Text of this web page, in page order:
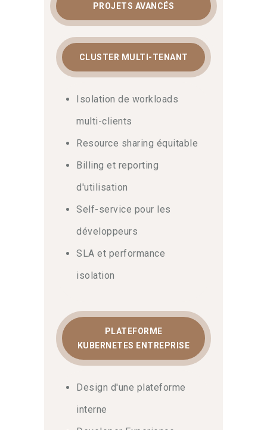
PROJETS AVANCÉS
CLUSTER MULTI-TENANT
Isolation de workloads
multi-clients
Resource sharing équitable
Billing et reporting
d'utilisation
Self-service pour les
développeurs
SLA et performance
isolation
PLATEFORME
KUBERNETES ENTREPRISE
Design d'une plateforme
interne